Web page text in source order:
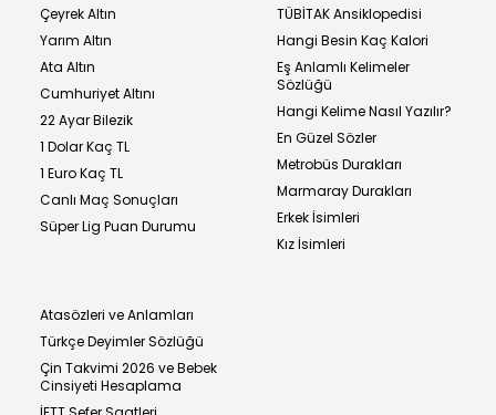
Çeyrek Altın
Yarım Altın
Ata Altın
Cumhuriyet Altını
22 Ayar Bilezik
1 Dolar Kaç TL
1 Euro Kaç TL
Canlı Maç Sonuçları
Süper Lig Puan Durumu
TÜBİTAK Ansiklopedisi
Hangi Besin Kaç Kalori
Eş Anlamlı Kelimeler
Sözlüğü
Hangi Kelime Nasıl Yazılır?
En Güzel Sözler
Metrobüs Durakları
Marmaray Durakları
Erkek İsimleri
Kız İsimleri
Atasözleri ve Anlamları
Türkçe Deyimler Sözlüğü
Çin Takvimi 2026 ve Bebek
Cinsiyeti Hesaplama